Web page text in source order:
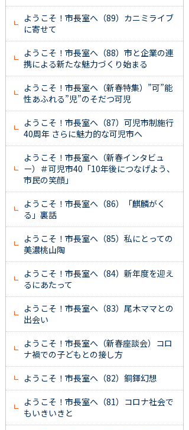
ようこそ！市長室へ（89）カニミライブ
に寄せて
ようこそ！市長室へ（88）市と企業の連
携による新たな魅力づくり始まる
ようこそ！市長室へ（新春特集）”可”能
性あふれる”児”のそだつ可児
ようこそ！市長室へ（87）可児市制施行
40周年 さらに魅力的な可児市へ
ようこそ！市長室へ（新春インタビュ
ー）＃可児市40「10年後につなげよう、
市民の笑顔」
ようこそ！市長室へ（86）「麒麟がく
る」裏話
ようこそ！市長室へ（85）私にとっての
美濃桃山陶
ようこそ！市長室へ（84）新年度を迎え
るにあたって
ようこそ！市長室へ（83）尾木ママとの
出会い
ようこそ！市長室へ（新春座談会）コロ
ナ禍での子どもとの接し方
ようこそ！市長室へ（82）銅鐸幻想
ようこそ！市長室へ（81）コロナ社会で
もいきいきと